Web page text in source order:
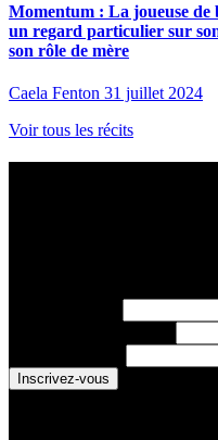
Momentum : La joueuse de
un regard particulier sur
son rôle de mère
Caela Fenton 31 juillet 2024
Voir tous les récits